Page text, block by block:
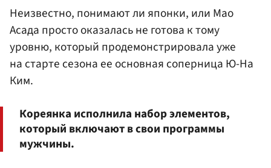
Неизвестно, понимают ли японки, или Мао
Асада просто оказалась не готова к тому
уровню, который продемонстрировала уже
на старте сезона ее основная соперница Ю-На
Ким.
Кореянка исполнила набор элементов,
который включают в свои программы
мужчины.